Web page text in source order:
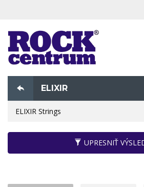
ELIXIR
ELIXIR Strings
UPRESNIŤ